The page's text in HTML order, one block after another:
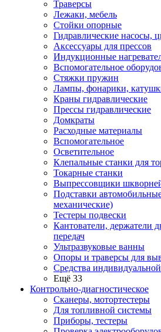
Траверсы
Лежаки, мебель
Стойки опорные
Гидравлические насосы,
Аксессуары для прессов
Индукционные
Вспомогательное
Стяжки пружин
Лампы, фонарики,
Краны гидравлические
Прессы гидравлические
Домкраты
Расходные материалы
Вспомогательное
Осветительное
Клепальные станки для
Токарные станки
Выпрессовщики
Подставки
механические)
Тестеры подвески
Кантователи, держатели
передач
Ультразвуковые ванны
Опоры и траверсы для
Средства
Ещё 33
Контрольно-диагностическое
Сканеры, мотортестеры
Для топливной системы
Приборы, тестеры